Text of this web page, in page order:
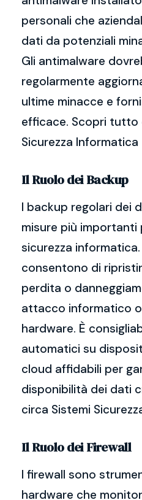
personali che
dati da potenziali
Gli antimalware
regolarmente
ultime minacce e
efficace. Scopri tutto
Sicurezza Informatica
Il Ruolo dei Backup
I backup regolari dei
misure più importanti
sicurezza
consentono di
perdita o
attacco informatico
hardware. È
automatici su
cloud affidabili per
disponibilità dei dati
circa Sistemi
Il Ruolo dei Firewall
I firewall sono
hardware che